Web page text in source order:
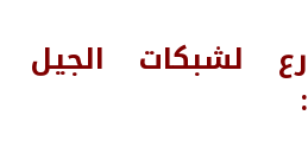
لشبكات الجيل